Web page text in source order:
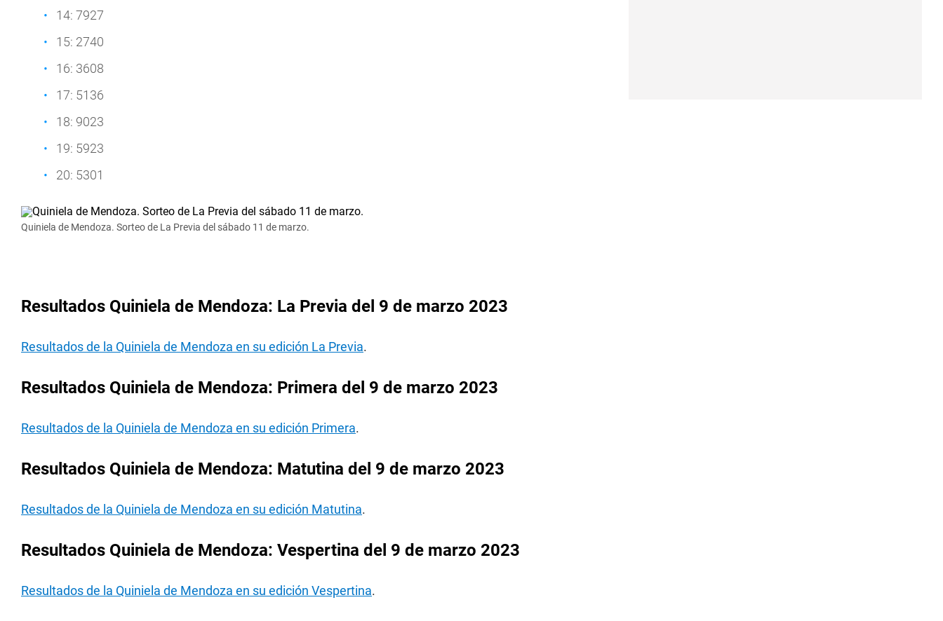
14: 7927
15: 2740
16: 3608
17: 5136
18: 9023
19: 5923
20: 5301
Quiniela de Mendoza. Sorteo de La Previa del sábado 11 de marzo.
Resultados Quiniela de Mendoza: La Previa del 9 de marzo 2023
Resultados de la Quiniela de Mendoza en su edición La Previa.
Resultados Quiniela de Mendoza: Primera del 9 de marzo 2023
Resultados de la Quiniela de Mendoza en su edición Primera.
Resultados Quiniela de Mendoza: Matutina del 9 de marzo 2023
Resultados de la Quiniela de Mendoza en su edición Matutina.
Resultados Quiniela de Mendoza: Vespertina del 9 de marzo 2023
Resultados de la Quiniela de Mendoza en su edición Vespertina.